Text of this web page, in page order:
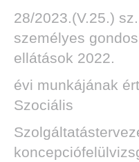
28/2023.(V.25.)
személyes
ellátások 2022.
évi munkájának
Szociális